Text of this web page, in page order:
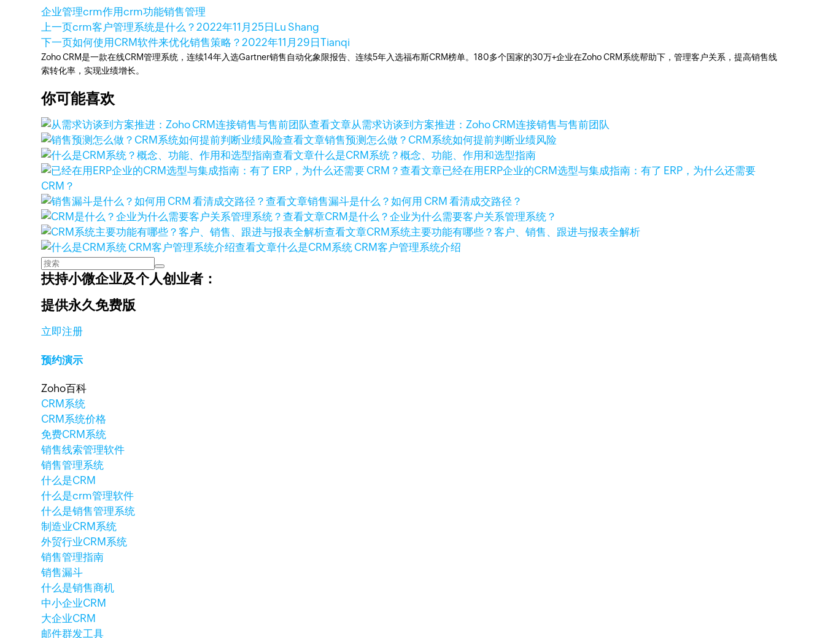
企业管理crm作用crm功能销售管理
上一页crm客户管理系统是什么？2022年11月25日 Lu Shang
下一页如何使用CRM软件来优化销售策略？2022年11月29日Tianqi
Zoho CRM是一款在线CRM管理系统，连续14年入选Gartner销售自动化象限报告、连续5年入选福布斯CRM榜单。180多个国家的30万+企业在Zoho CRM系统帮助下，管理客户关系，提高销售线
索转化率，实现业绩增长。
你可能喜欢
查看文章从需求访谈到方案推进：Zoho CRM连接销售与售前团队
查看文章销售预测怎么做？CRM系统如何提前判断业绩风险
查看文章什么是CRM系统？概念、功能、作用和选型指南
查看文章已经在用ERP企业的CRM选型与集成指南：有了 ERP，为什么还需要
CRM？
查看文章销售漏斗是什么？如何用 CRM 看清成交路径？
查看文章CRM是什么？企业为什么需要客户关系管理系统？
查看文章CRM系统主要功能有哪些？客户、销售、跟进与报表全解析
查看文章什么是CRM系统 CRM客户管理系统介绍
扶持小微企业及个人创业者：
提供永久免费版
立即注册
预约演示
Zoho百科
CRM系统
CRM系统价格
免费CRM系统
销售线索管理软件
销售管理系统
什么是CRM
什么是crm管理软件
什么是销售管理系统
制造业CRM系统
外贸行业CRM系统
销售管理指南
销售漏斗
什么是销售商机
中小企业CRM
大企业CRM
邮件群发工具